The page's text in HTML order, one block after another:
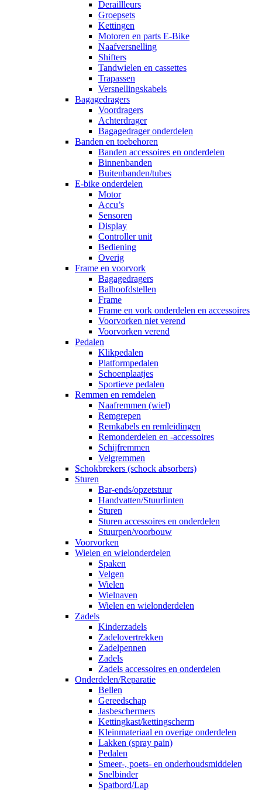
Deraillleurs
Groepsets
Kettingen
Motoren en parts E-Bike
Naafversnelling
Shifters
Tandwielen en cassettes
Trapassen
Versnellingskabels
Bagagedragers
Voordragers
Achterdrager
Bagagedrager onderdelen
Banden en toebehoren
Banden accessoires en onderdelen
Binnenbanden
Buitenbanden/tubes
E-bike onderdelen
Motor
Accu’s
Sensoren
Display
Controller unit
Bediening
Overig
Frame en voorvork
Bagagedragers
Balhoofdstellen
Frame
Frame en vork onderdelen en accessoires
Voorvorken niet verend
Voorvorken verend
Pedalen
Klikpedalen
Platformpedalen
Schoenplaatjes
Sportieve pedalen
Remmen en remdelen
Naafremmen (wiel)
Remgrepen
Remkabels en remleidingen
Remonderdelen en -accessoires
Schijfremmen
Velgremmen
Schokbrekers (schock absorbers)
Sturen
Bar-ends/opzetstuur
Handvatten/Stuurlinten
Sturen
Sturen accessoires en onderdelen
Stuurpen/voorbouw
Voorvorken
Wielen en wielonderdelen
Spaken
Velgen
Wielen
Wielnaven
Wielen en wielonderdelen
Zadels
Kinderzadels
Zadelovertrekken
Zadelpennen
Zadels
Zadels accessoires en onderdelen
Onderdelen/Reparatie
Bellen
Gereedschap
Jasbeschermers
Kettingkast/kettingscherm
Kleinmateriaal en overige onderdelen
Lakken (spray pain)
Pedalen
Smeer-, poets- en onderhoudsmiddelen
Snelbinder
Spatbord/Lap